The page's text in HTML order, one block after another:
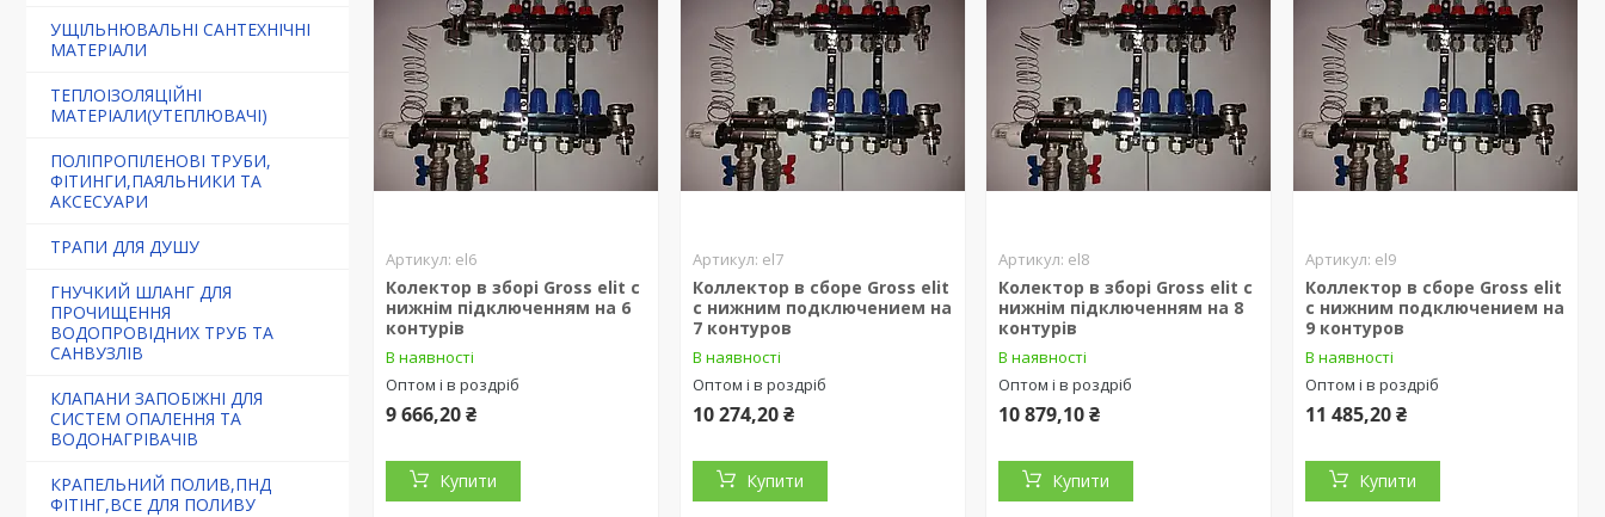
УЩІЛЬНЮВАЛЬНІ САНТЕХНІЧНІ
МАТЕРІАЛИ
ТЕПЛОІЗОЛЯЦІЙНІ
МАТЕРІАЛИ(УТЕПЛЮВАЧІ)
ПОЛІПРОПІЛЕНОВІ ТРУБИ,
ФІТИНГИ,ПАЯЛЬНИКИ ТА
АКСЕСУАРИ
ТРАПИ ДЛЯ ДУШУ
ГНУЧКИЙ ШЛАНГ ДЛЯ
ПРОЧИЩЕННЯ
ВОДОПРОВІДНИХ ТРУБ ТА
САНВУЗЛІВ
КЛАПАНИ ЗАПОБІЖНІ ДЛЯ
СИСТЕМ ОПАЛЕННЯ ТА
ВОДОНАГРІВАЧІВ
КРАПЕЛЬНИЙ ПОЛИВ,ПНД
ФІТІНГ,ВСЕ ДЛЯ ПОЛИВУ
el6
Колектор в зборі Gross elit c
нижнім підключенням на 6
контурів
В наявності
Оптом і в роздріб
9 666,20 ₴
Купити
el7
Коллектор в сборе Gross elit
c нижним подключением на
7 контуров
В наявності
Оптом і в роздріб
10 274,20 ₴
Купити
el8
Колектор в зборі Gross elit c
нижнім підключенням на 8
контурів
В наявності
Оптом і в роздріб
10 879,10 ₴
Купити
el9
Коллектор в сборе Gross elit
c нижним подключением на
9 контуров
В наявності
Оптом і в роздріб
11 485,20 ₴
Купити